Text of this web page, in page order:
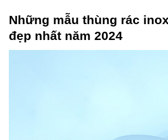
Những mẫu thùng rác
đẹp nhất năm 2024